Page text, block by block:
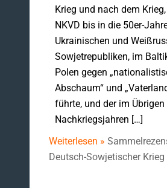
Krieg und nach dem
NKVD bis in die 50er-
Ukrainischen und
Sowjetrepubliken, im
Polen gegen
Abschaum“ und
führte, und der im Übrigen
Nachkriegsjahren […]
Weiterlesen »
Deutsch-Sowjetischer Krieg